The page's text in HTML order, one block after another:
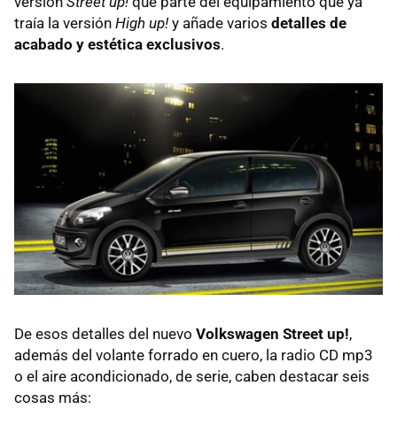
traía la versión High up! y añade varios detalles de
acabado y estética exclusivos.
De esos detalles del nuevo Volkswagen Street up!,
además del volante forrado en cuero, la radio CD mp3
o el aire acondicionado, de serie, caben destacar seis
cosas más: